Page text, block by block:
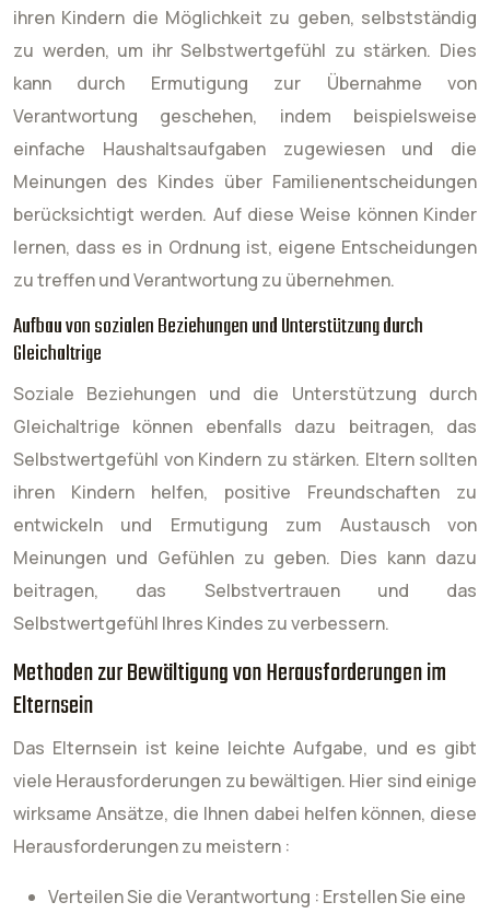
ihren Kindern die Möglichkeit zu geben, selbstständig
zu werden, um ihr Selbstwertgefühl zu stärken. Dies
kann durch Ermutigung zur Übernahme von
Verantwortung geschehen, indem beispielsweise
einfache Haushaltsaufgaben zugewiesen und die
Meinungen des Kindes über Familienentscheidungen
berücksichtigt werden. Auf diese Weise können Kinder
lernen, dass es in Ordnung ist, eigene Entscheidungen
zu treffen und Verantwortung zu übernehmen.
Aufbau von sozialen Beziehungen und Unterstützung durch
Gleichaltrige
Soziale Beziehungen und die Unterstützung durch
Gleichaltrige können ebenfalls dazu beitragen, das
Selbstwertgefühl von Kindern zu stärken. Eltern sollten
ihren Kindern helfen, positive Freundschaften zu
entwickeln und Ermutigung zum Austausch von
Meinungen und Gefühlen zu geben. Dies kann dazu
beitragen, das Selbstvertrauen und das
Selbstwertgefühl Ihres Kindes zu verbessern.
Methoden zur Bewältigung von Herausforderungen im
Elternsein
Das Elternsein ist keine leichte Aufgabe, und es gibt
viele Herausforderungen zu bewältigen. Hier sind einige
wirksame Ansätze, die Ihnen dabei helfen können, diese
Herausforderungen zu meistern :
Verteilen Sie die Verantwortung : Erstellen Sie eine